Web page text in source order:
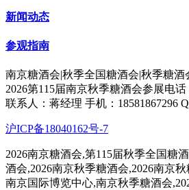
新闻动态
参观指南
南京糖酒会|秋季全国糖酒会|秋季糖酒
2026第115届南京秋季糖酒会参展电话
联系人：蒋经理 手机：18581867296
沪ICP备18040162号-7
2026南京糖酒会,第115届秋季全国糖
酒会,2026南京秋季糖酒会,2026南京
南京国际博览中心,南京秋季糖酒会